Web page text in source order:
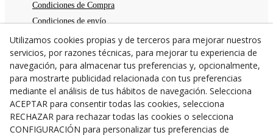
Condiciones de Compra
Condiciones de envío
Devoluciones
Aviso legal
Política de privacidad
Política de cookies
TE ESPERAMOS
C/Santa Anna nº 7
Utilizamos cookies propias y de terceros para mejorar nuestros
servicios, por razones técnicas, para mejorar tu experiencia de
navegación, para almacenar tus preferencias y, opcionalmente,
para mostrarte publicidad relacionada con tus preferencias
mediante el análisis de tus hábitos de navegación. Selecciona
ACEPTAR para consentir todas las cookies, selecciona
RECHAZAR para rechazar todas las cookies o selecciona
CONFIGURACIÓN para personalizar tus preferencias de